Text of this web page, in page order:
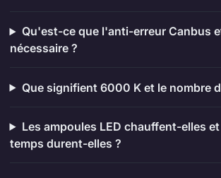
Qu'est-ce que l'anti-erreur Canbus
nécessaire ?
Que signifient 6000 K et le nombre
Les ampoules LED chauffent-elles
temps durent-elles ?